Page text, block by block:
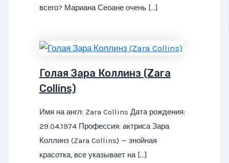
всего? Мариана Сеоане очень […]
Голая Зара Коллинз (Zara
Collins)
Имя на англ: Zara Collins Дата рождения:
29.04.1974 Профессия: актриса Зара
Коллинз (Zara Collins) — знойная
красотка, все указывает на […]